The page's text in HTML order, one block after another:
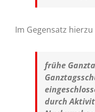
Im Gegensatz
frühe
durch